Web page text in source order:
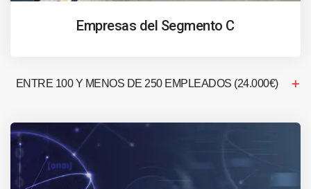
Empresas del Segmento C
ENTRE 100 Y MENOS DE 250 EMPLEADOS (24.000€)